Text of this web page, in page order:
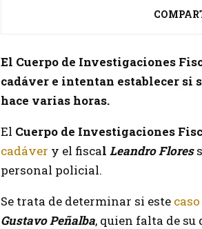
El Cuerpo de Investigaciones
cadáver e intentan establecer si
hace varias horas.
El Cuerpo de Investigaciones
cadáver y el fiscal Leandro Flores
personal policial.
Se trata de determinar si este caso
Gustavo Peñalba, quien falta de